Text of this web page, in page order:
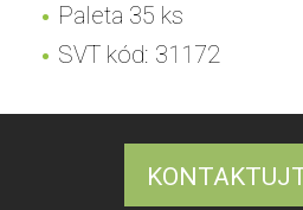
Paleta 35 ks
SVT kód: 31172